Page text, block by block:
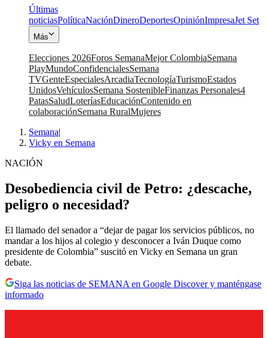
Últimas
noticiasPolíticaNaciónDineroDeportesOpiniónImpresaJet Set
Más
Elecciones 2026Foros SemanaMejor ColombiaSemana
PlayMundoConfidencialesSemana
TVGenteEspecialesArcadiaTecnologíaTurismoEstados
UnidosVehículosSemana SostenibleFinanzas Personales4
PatasSaludLoteríasEducaciónContenido en
colaboraciónSemana RuralMujeres
Semana|
Vicky en Semana
NACIÓN
Desobediencia civil de Petro: ¿descache,
peligro o necesidad?
El llamado del senador a “dejar de pagar los servicios públicos, no
mandar a los hijos al colegio y desconocer a Iván Duque como
presidente de Colombia” suscitó en Vicky en Semana un gran
debate.
Siga las noticias de SEMANA en Google Discover y manténgase
informado